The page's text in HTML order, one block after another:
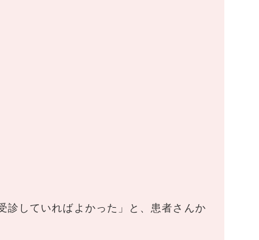
診していればよかった」と、患者さんか